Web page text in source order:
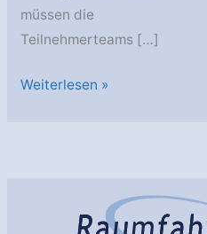
müssen die
Teilnehmerteams […]
Hacking
Weiterlesen »